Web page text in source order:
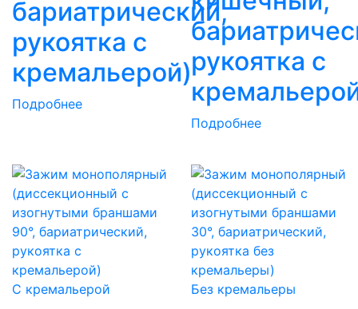
бариатрический,
рукоятка с
кремальерой)
Подробнее
рукоятка с
Подробнее
С кремальерой Без кремальеры